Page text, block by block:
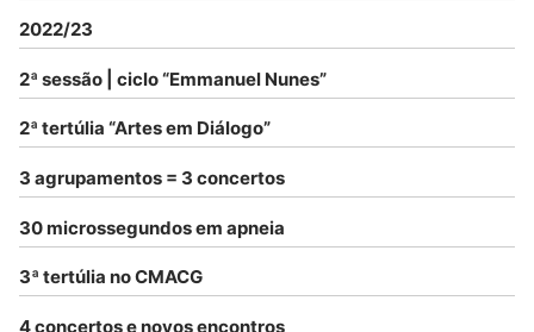
2022/23
2ª sessão | ciclo “Emmanuel Nunes”
2ª tertúlia “Artes em Diálogo”
3 agrupamentos = 3 concertos
30 microssegundos em apneia
3ª tertúlia no CMACG
4 concertos e novos encontros